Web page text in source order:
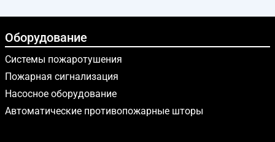
Оборудование
Системы пожаротушения
Пожарная сигнализация
Насосное оборудование
Автоматические противопожарные шторы